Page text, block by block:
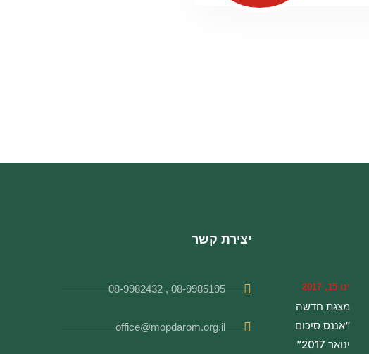
ינו 15, 2017
מצגת חדשה
“אננס סיכום
ינואר 2017”
יצירת קשר
08-9985195 , 08-9982432
office@mopdarom.org.il